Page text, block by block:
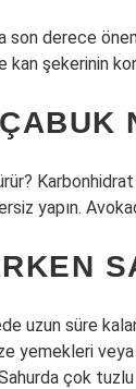
son derece
şekerinin
Karbonhidrat
yapın.
uzun süre
yemekleri
çok